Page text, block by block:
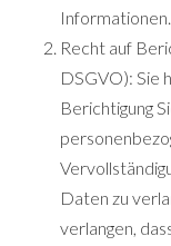
Informationen.
Recht auf
DSGVO): Sie
Berichtigung
Daten zu
verlangen,